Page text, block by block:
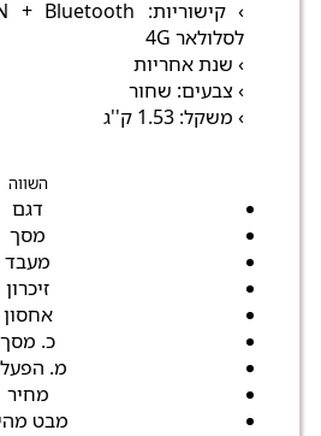
לסלולאר 4G
› שנת אחריות
› צבעים: שחור
› משקל: 1.53 ק''ג
השווה
דגם
מסך
מעבד
זיכרון
אחסון
כ. מסך
מ.
מחיר
מבט